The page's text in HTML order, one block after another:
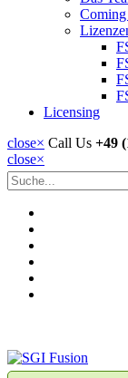
Licensing
close× Call Us +49
close×